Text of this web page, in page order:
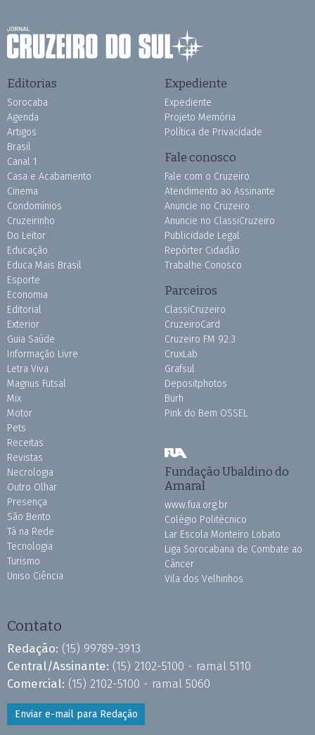
Editorias
Sorocaba
Agenda
Artigos
Brasil
Canal 1
Casa e Acabamento
Cinema
Condomínios
Cruzeirinho
Do Leitor
Educação
Educa Mais Brasil
Esporte
Economia
Editorial
Exterior
Guia Saúde
Informação Livre
Letra Viva
Magnus Futsal
Mix
Motor
Pets
Receitas
Revistas
Necrologia
Outro Olhar
Presença
São Bento
Tá na Rede
Tecnologia
Turismo
Uniso Ciência
Expediente
Expediente
Projeto Memória
Política de Privacidade
Fale conosco
Fale com o Cruzeiro
Atendimento ao Assinante
Anuncie no Cruzeiro
Anuncie no ClassiCruzeiro
Publicidade Legal
Repórter Cidadão
Trabalhe Conosco
Parceiros
ClassiCruzeiro
CruzeiroCard
Cruzeiro FM 92.3
CruxLab
Grafsul
Depositphotos
Burh
Pink do Bem OSSEL
Fundação Ubaldino do
Amaral
www.fua.org.br
Colégio Politécnico
Lar Escola Monteiro Lobato
Liga Sorocabana de Combate ao
Câncer
Vila dos Velhinhos
Contato
Redação: (15) 99789-3913
Central/Assinante: (15) 2102-5100 - ramal 5110
Comercial: (15) 2102-5100 - ramal 5060
Enviar e-mail para Redação